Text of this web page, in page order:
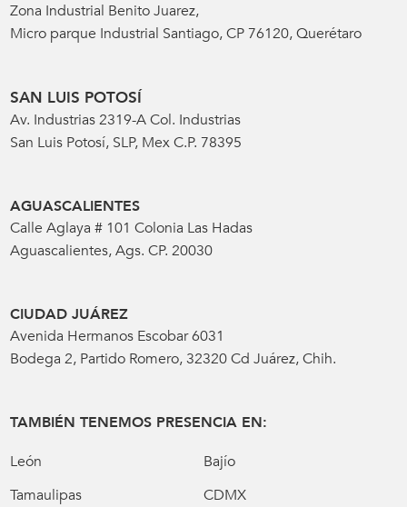
Zona Industrial Benito Juarez,
Micro parque Industrial Santiago, CP 76120, Querétaro
SAN LUIS POTOSÍ
Av. Industrias 2319-A Col. Industrias
San Luis Potosí, SLP, Mex C.P. 78395
AGUASCALIENTES
Calle Aglaya # 101 Colonia Las Hadas
Aguascalientes, Ags. CP. 20030
CIUDAD JUÁREZ
Avenida Hermanos Escobar 6031
Bodega 2, Partido Romero, 32320 Cd Juárez, Chih.
TAMBIÉN TENEMOS PRESENCIA EN:
León
Bajío
Tamaulipas
CDMX